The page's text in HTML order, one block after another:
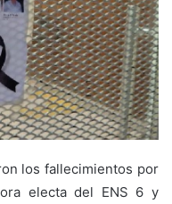
los fallecimientos por
electa del ENS 6 y